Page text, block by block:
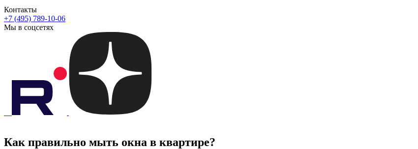
Контакты
+7 (495) 789-10-06
Мы в соцсетях
Как правильно мыть окна в квартире?